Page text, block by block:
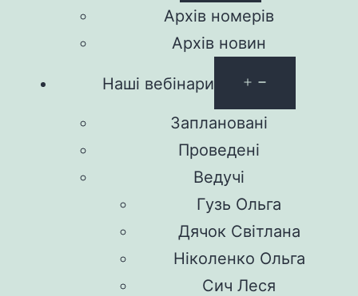
Архів номерів
Архів новин
Наші вебінари
Заплановані
Проведені
Ведучі
Гузь Ольга
Дячок Світлана
Ніколенко Ольга
Сич Леся